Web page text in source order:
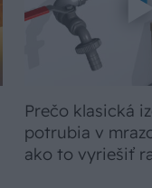
Prečo klasická
potrubia v
ako to vyriešiť